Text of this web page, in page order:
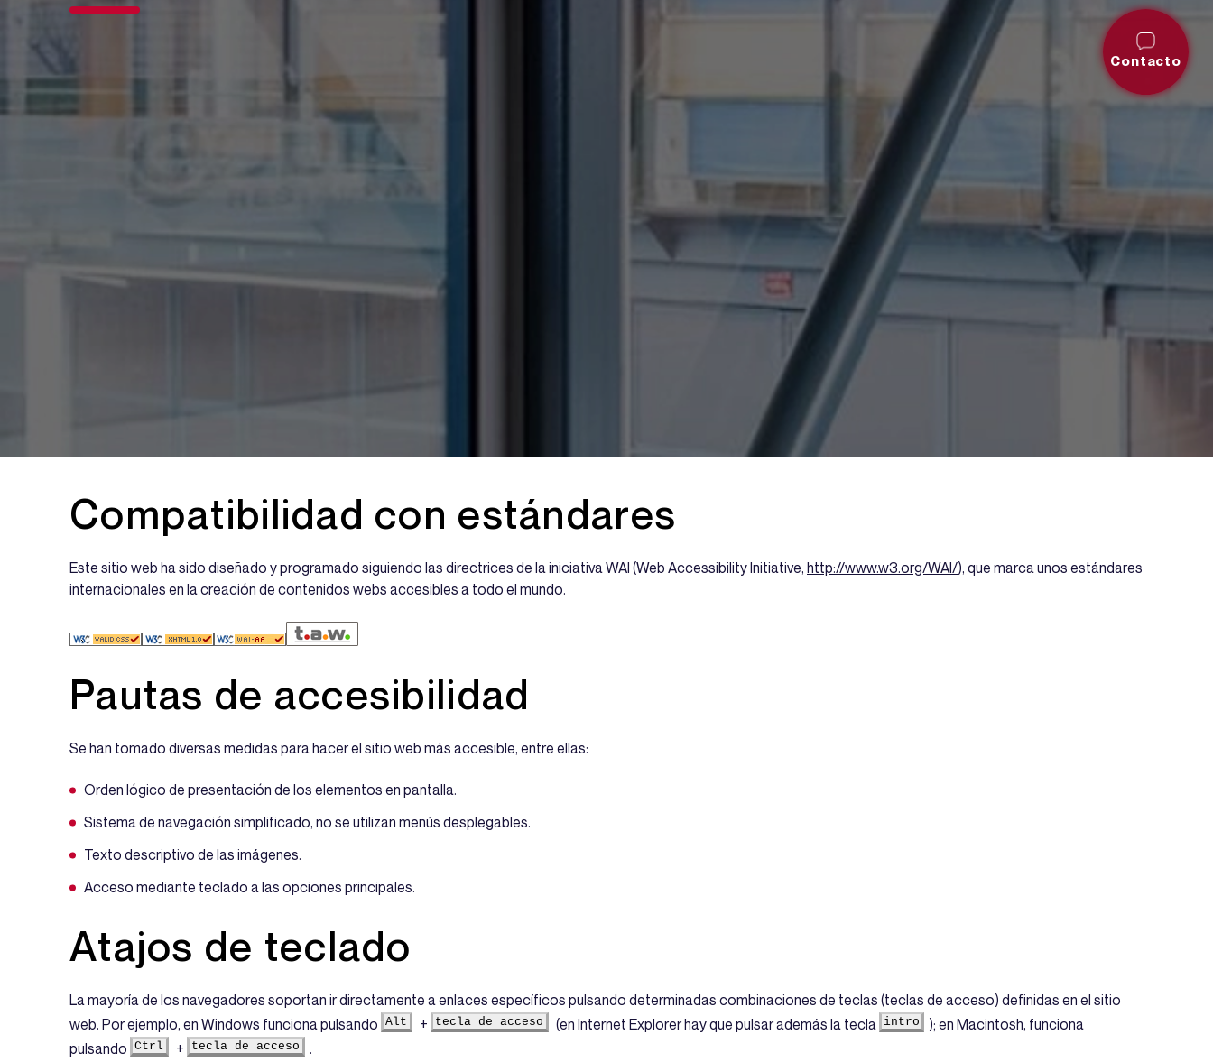
Contacto
Compatibilidad con estándares
Este sitio web ha sido diseñado y programado siguiendo las directrices de la iniciativa WAI (Web Accessibility Initiative, http://www.w3.org/WAI/), que marca unos estándares
internacionales en la creación de contenidos webs accesibles a todo el mundo.
Pautas de accesibilidad
Se han tomado diversas medidas para hacer el sitio web más accesible, entre ellas:
Orden lógico de presentación de los elementos en pantalla.
Sistema de navegación simplificado, no se utilizan menús desplegables.
Texto descriptivo de las imágenes.
Acceso mediante teclado a las opciones principales.
Atajos de teclado
La mayoría de los navegadores soportan ir directamente a enlaces específicos pulsando determinadas combinaciones de teclas (teclas de acceso) definidas en el sitio
web. Por ejemplo, en Windows funciona pulsando
Alt + tecla de acceso (en Internet Explorer hay que pulsar además la tecla intro
); en Macintosh, funciona
pulsando
Ctrl + tecla de acceso .